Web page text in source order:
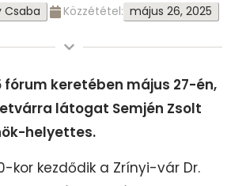
Csaba Közzététel: május 26, 2025
fórum keretében május 27-én,
látogat Semjén Zsolt
helyettes.
kor kezdődik a Zrínyi-vár Dr.